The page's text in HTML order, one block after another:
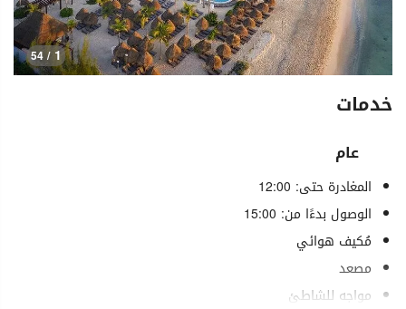
1
/ 54
خدمات
عام
المغادرة حتى: 12:00
الوصول بدءًا من: 15:00
مُكيف هوائي
مصعد
مواجه للشاطئ